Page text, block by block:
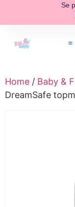
Se
Home / Baby &
DreamSafe